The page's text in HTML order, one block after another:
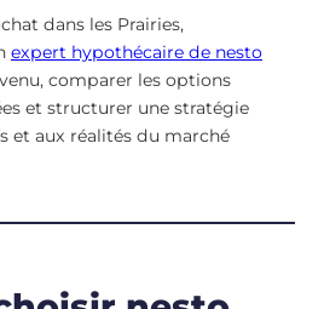
dans les Prairies,
expert hypothécaire de nesto
comparer les options
et structurer une stratégie
et aux réalités du marché